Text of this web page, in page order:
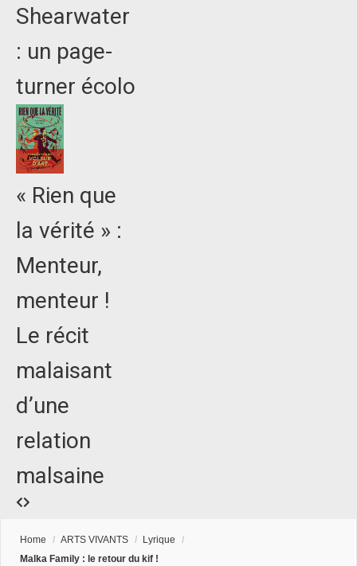
Shearwater
: un page-
turner écolo
« Rien que
la vérité » :
Menteur,
menteur !
Le récit
malaisant
d’une
relation
malsaine
Home / ARTS VIVANTS / Lyrique
/
Malka Family : le retour du kif !